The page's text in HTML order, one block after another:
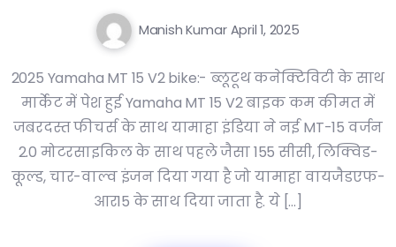
Manish Kumar April 1, 2025
2025 Yamaha MT 15 V2 bike:- ब्लूटूथ कनेक्टिविटी के साथ
मार्केट में पेश हुई Yamaha MT 15 V2 बाइक कम कीमत में
जबरदस्त फीचर्स के साथ यामाहा इंडिया ने नई MT-15 वर्जन
2.0 मोटरसाइकिल के साथ पहले जैसा 155 सीसी, लिक्विड-
कूल्ड, चार-वाल्व इंजन दिया गया है जो यामाहा वायजैडएफ-
आर15 के साथ दिया जाता है. ये […]